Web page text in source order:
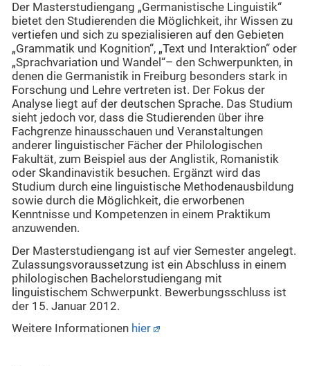
Der Masterstudiengang „Germanistische Linguistik“
bietet den Studierenden die Möglichkeit, ihr Wissen zu
vertiefen und sich zu spezialisieren auf den Gebieten
„Grammatik und Kognition“, „Text und Interaktion“ oder
„Sprachvariation und Wandel“– den Schwerpunkten, in
denen die Germanistik in Freiburg besonders stark in
Forschung und Lehre vertreten ist. Der Fokus der
Analyse liegt auf der deutschen Sprache. Das Studium
sieht jedoch vor, dass die Studierenden über ihre
Fachgrenze hinausschauen und Veranstaltungen
anderer linguistischer Fächer der Philologischen
Fakultät, zum Beispiel aus der Anglistik, Romanistik
oder Skandinavistik besuchen. Ergänzt wird das
Studium durch eine linguistische Methodenausbildung
sowie durch die Möglichkeit, die erworbenen
Kenntnisse und Kompetenzen in einem Praktikum
anzuwenden.
Der Masterstudiengang ist auf vier Semester angelegt.
Zulassungsvoraussetzung ist ein Abschluss in einem
philologischen Bachelorstudiengang mit
linguistischem Schwerpunkt. Bewerbungsschluss ist
der 15. Januar 2012.
Weitere Informationen hier